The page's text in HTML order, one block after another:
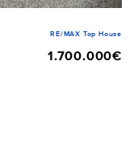
RE/MAX Top House
1.700.000€